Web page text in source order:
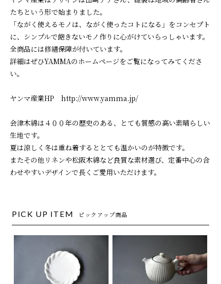
たちという形で始まりました。
「ながく使えるモノは、ながく使ったコトになる」をコンセプト
に、シンプルで飽きないモノ作りに心がけていらっしゃいます。
全商品には修繕保障が付いています。
詳細はぜひYAMMAのホームページをご覧になってみてくださ
い。
ヤンマ産業HP http://www.yamma.jp/
会津木綿は４００年の歴史のある、とても質感の高い素晴らしい
生地です。
夏は涼しく冬は重ね着するととても温かいのが特徴です。
またその他リネンや松阪木綿など良質な素材選び、定番中心の合
わせやすいデザインで長くご愛用いただけます。
PICK UP ITEM ピックアップ商品